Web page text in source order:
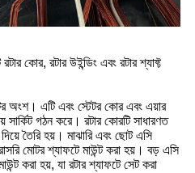
কোর, রটার উইন্ডিং এবং রটার শ্যাফ্ট
অংশ। এটি এবং স্টেটর কোর এবং এয়ার
গঠন করে। রটার কোরটি সাধারণত
তৈরি হয়। মাঝারি এবং ছোট এসি
মোটর শ্যাফটে মাউন্ট করা হয়। বড় এসি
করা হয়, যা রটার শ্যাফটে সেট করা